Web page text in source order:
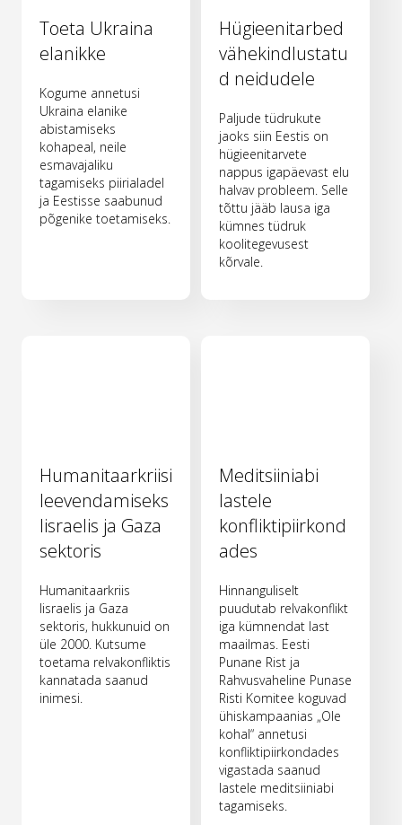
Toeta Ukraina
elanikke
Kogume annetusi
Ukraina elanike
abistamiseks
kohapeal, neile
esmavajaliku
tagamiseks piirialadel
ja Eestisse saabunud
põgenike toetamiseks.
Hügieenitarbed
vähekindlustatu
d neidudele
Paljude tüdrukute
jaoks siin Eestis on
hügieenitarvete
nappus igapäevast elu
halvav probleem. Selle
tõttu jääb lausa iga
kümnes tüdruk
koolitegevusest
kõrvale.
Humanitaarkriisi
leevendamiseks
Iisraelis ja Gaza
sektoris
Humanitaarkriis
Iisraelis ja Gaza
sektoris, hukkunuid on
üle 2000. Kutsume
toetama relvakonfliktis
kannatada saanud
inimesi.
Meditsiiniabi
lastele
konfliktipiirkond
ades
Hinnanguliselt
puudutab relvakonflikt
iga kümnendat last
maailmas. Eesti
Punane Rist ja
Rahvusvaheline Punase
Risti Komitee koguvad
ühiskampaanias „Ole
kohal“ annetusi
konfliktipiirkondades
vigastada saanud
lastele meditsiiniabi
tagamiseks.